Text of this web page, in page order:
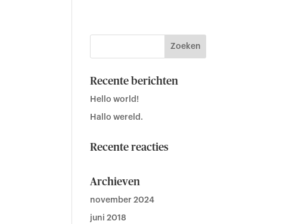
Recente berichten
Hello world!
Hallo wereld.
Recente reacties
Archieven
november 2024
juni 2018